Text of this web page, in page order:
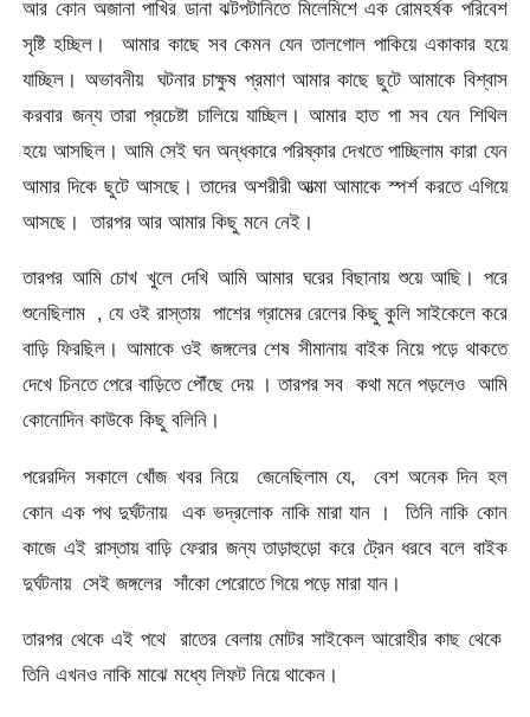
আর কোন অজানা পাখির ডানা ঝটপটানিতে মিলেমিশে এক রোমহর্ষক পরিবেশ
সৃষ্টি হচ্ছিল। আমার কাছে সব কেমন যেন তালগোল পাকিয়ে একাকার হয়ে
যাচ্ছিল। অভাবনীয় ঘটনার চাক্ষুষ প্রমাণ আমার কাছে ছুটে আমাকে বিশ্বাস
করবার জন্য তারা প্রচেষ্টা চালিয়ে যাচ্ছিল। আমার হাত পা সব যেন শিথিল
হয়ে আসছিল। আমি সেই ঘন অন্ধকারে পরিষ্কার দেখতে পাচ্ছিলাম কারা যেন
আমার দিকে ছুটে আসছে। তাদের অশরীরী আত্মা আমাকে স্পর্শ করতে এগিয়ে
আসছে। তারপর আর আমার কিছু মনে নেই।
তারপর আমি চোখ খুলে দেখি আমি আমার ঘরের বিছানায় শুয়ে আছি। পরে
শুনেছিলাম , যে ওই রাস্তায় পাশের গ্রামের রেলের কিছু কুলি সাইকেলে করে
বাড়ি ফিরছিল। আমাকে ওই জঙ্গলের শেষ সীমানায় বাইক নিয়ে পড়ে থাকতে
দেখে চিনতে পেরে বাড়িতে পৌঁছে দেয় । তারপর সব কথা মনে পড়লেও আমি
কোনোদিন কাউকে কিছু বলিনি।
পরেরদিন সকালে খোঁজ খবর নিয়ে জেনেছিলাম যে, বেশ অনেক দিন হল
কোন এক পথ দুর্ঘটনায় এক ভদ্রলোক নাকি মারা যান । তিনি নাকি কোন
কাজে এই রাস্তায় বাড়ি ফেরার জন্য তাড়াহুড়ো করে ট্রেন ধরবে বলে বাইক
দুর্ঘটনায় সেই জঙ্গলের সাঁকো পেরোতে গিয়ে পড়ে মারা যান।
তারপর থেকে এই পথে রাতের বেলায় মোটর সাইকেল আরোহীর কাছ থেকে
তিনি এখনও নাকি মাঝে মধ্যে লিফট নিয়ে থাকেন।